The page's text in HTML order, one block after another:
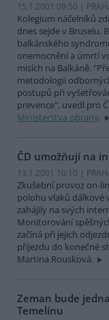
15.1.2001 09:50 |
Kolegium náčelníků
dnes sejde v Bruselu.
balkánského
onemocnění a úmrtí
misích na Balkáně.
metodologii
postupů při
prevence", uvedl pro
Ministerstva obrany.
ČD umožňují na
13.1.2001 10:10 |
Zkušební provoz on-
polohu vlaků dálkové
zahájily na svých
Monitorování
začíná při jejich
příjezdu do konečné
Martina Rousková.
Zeman bude
Temelínu